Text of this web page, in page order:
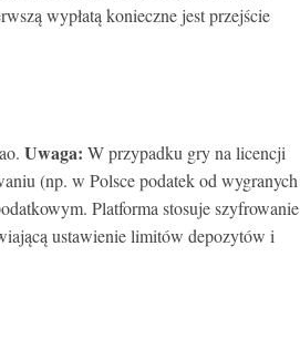
wypłatą konieczne jest przejście
Uwaga: W przypadku gry na licencji
(np. w Polsce podatek od wygranych
Platforma stosuje szyfrowanie
ustawienie limitów depozytów i